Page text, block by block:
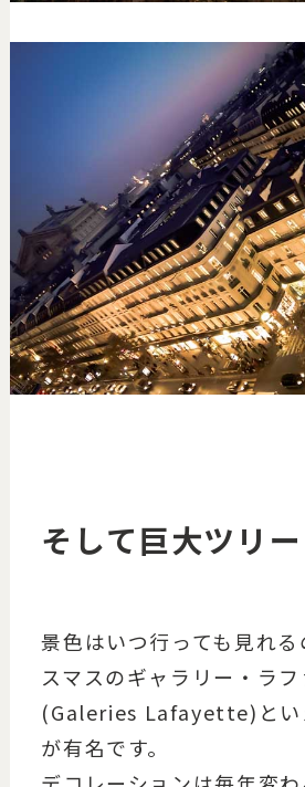
そして巨大ツリー
景色はいつ行っても見れる
スマスのギャラリー・ラフ
(Galeries Lafayette)とい
が有名です。